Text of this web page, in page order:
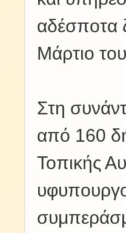
αδέσποτα
Μάρτιο
Στη
από 160
Τοπικής